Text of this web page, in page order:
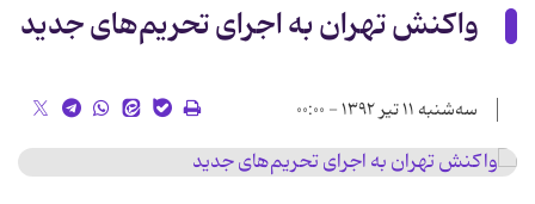
واکنش تهران به اجرای تحریم‌های جدید
سه‌شنبه ۱۱ تیر ۱۳۹۲ - ۰۰:۰۰